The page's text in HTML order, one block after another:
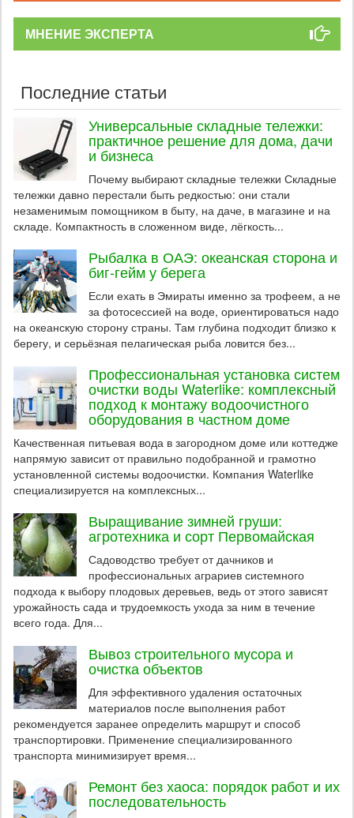
МНЕНИЕ ЭКСПЕРТА
Последние статьи
Универсальные складные тележки:
практичное решение для дома, дачи
и бизнеса
Почему выбирают складные тележки Складные
тележки давно перестали быть редкостью: они стали
незаменимым помощником в быту, на даче, в магазине и на
складе. Компактность в сложенном виде, лёгкость...
Рыбалка в ОАЭ: океанская сторона и
биг-гейм у берега
Если ехать в Эмираты именно за трофеем, а не
за фотосессией на воде, ориентироваться надо
на океанскую сторону страны. Там глубина подходит близко к
берегу, и серьёзная пелагическая рыба ловится без...
Профессиональная установка систем
очистки воды Waterlike: комплексный
подход к монтажу водоочистного
оборудования в частном доме
Качественная питьевая вода в загородном доме или коттедже
напрямую зависит от правильно подобранной и грамотно
установленной системы водоочистки. Компания Waterlike
специализируется на комплексных...
Выращивание зимней груши:
агротехника и сорт Первомайская
Садоводство требует от дачников и
профессиональных аграриев системного
подхода к выбору плодовых деревьев, ведь от этого зависят
урожайность сада и трудоемкость ухода за ним в течение
всего года. Для...
Вывоз строительного мусора и
очистка объектов
Для эффективного удаления остаточных
материалов после выполнения работ
рекомендуется заранее определить маршрут и способ
транспортировки. Применение специализированного
транспорта минимизирует время...
Ремонт без хаоса: порядок работ и их
последовательность